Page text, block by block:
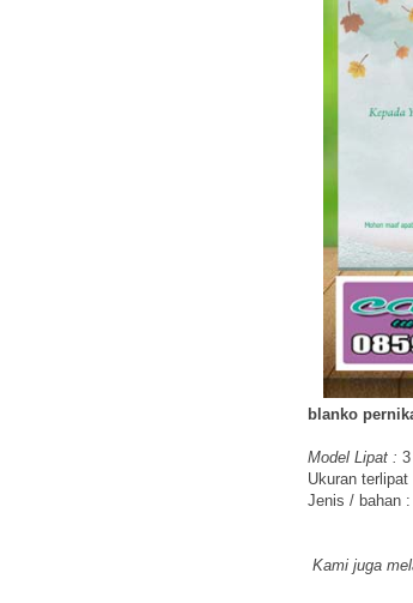
blanko
Model Lipat : 3
Ukuran terlipat
Jenis / bahan :
Kami juga